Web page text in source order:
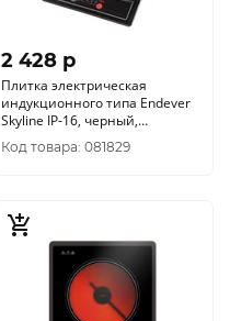
2 428 p
Плитка электрическая
индукционного типа Endever
Skyline IP-16, черный,
мощность 1300 Вт
Код товара: 081829